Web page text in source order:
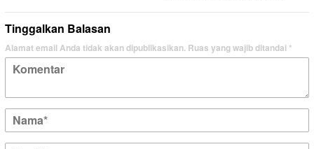
Tinggalkan Balasan
Alamat email Anda tidak akan dipublikasikan. Ruas yang wajib ditandai*